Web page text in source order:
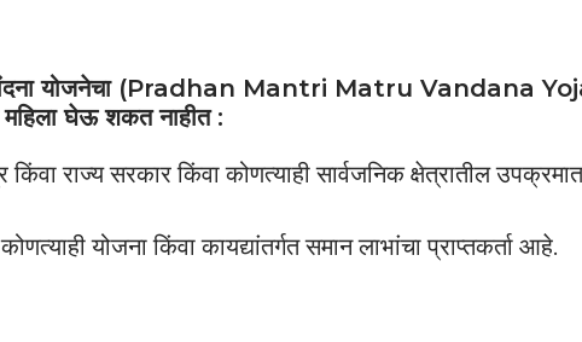
वंदना योजनेचा (Pradhan Mantri Matru Vandana
घेऊ शकत नाहीत :
किंवा राज्य सरकार किंवा कोणत्याही सार्वजनिक क्षेत्रातील
योजना किंवा कायद्यांतर्गत समान लाभांचा प्राप्तकर्ता आहे.